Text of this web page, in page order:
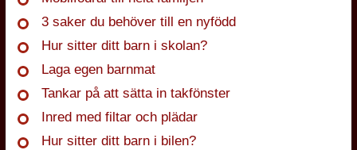
3 saker du behöver till en nyfödd
Hur sitter ditt barn i skolan?
Laga egen barnmat
Tankar på att sätta in takfönster
Inred med filtar och plädar
Hur sitter ditt barn i bilen?